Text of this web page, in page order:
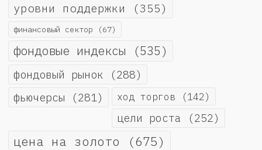
уровни поддержки (355)
финансовый сектор (67)
фондовые индексы (535)
фондовый рынок (288)
фьючерсы (281) ход торгов (142)
цели роста (252)
цена на золото (675)